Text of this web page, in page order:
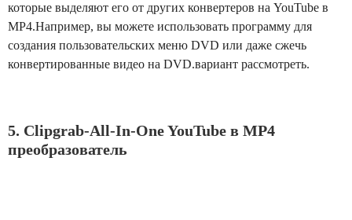
которые выделяют его от других конвертеров на YouTube в
MP4.Например, вы можете использовать программу для
создания пользовательских меню DVD или даже сжечь
конвертированные видео на DVD.вариант рассмотреть.
5. Clipgrab-All-In-One YouTube в MP4
преобразователь